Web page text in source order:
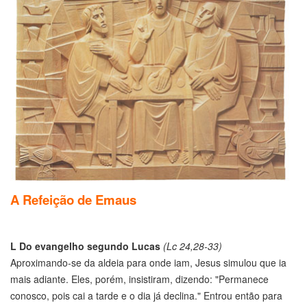
A Refeição de Emaus
L Do evangelho segundo Lucas (Lc 24,28-33)
Aproximando-se da aldeia para onde iam, Jesus simulou que ia
mais adiante. Eles, porém, insistiram, dizendo: "Permanece
conosco, pois cai a tarde e o dia já declina." Entrou então para